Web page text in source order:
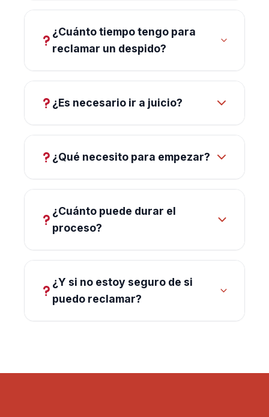
El coste depende de cada caso. Lo
explicarte las opciones de forma clara
antes de tomar cualquier decisión.
¿Cuánto tiempo tengo para
reclamar un despido?
El plazo es limitado (generalmente 20
actuar cuanto antes para no perder el
derecho a reclamar.
¿Es necesario ir a juicio?
No siempre. Muchos casos se
conciliaciones, evitando llegar a juicio.
¿Qué necesito para empezar?
Solo tienes que contarnos tu caso y, si
que tengas (carta de despido,
contrato, nóminas…).
¿Cuánto puede durar el
proceso?
Depende del caso, pero desde el
tiempos aproximados.
¿Y si no estoy seguro de si
puedo reclamar?